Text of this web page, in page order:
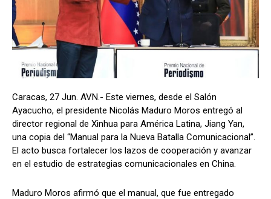
Caracas, 27 Jun. AVN.- Este viernes, desde el Salón
Ayacucho, el presidente Nicolás Maduro Moros entregó al
director regional de Xinhua para América Latina, Jiang Yan,
una copia del “Manual para la Nueva Batalla Comunicacional”.
El acto busca fortalecer los lazos de cooperación y avanzar
en el estudio de estrategias comunicacionales en China.
Maduro Moros afirmó que el manual, que fue entregado